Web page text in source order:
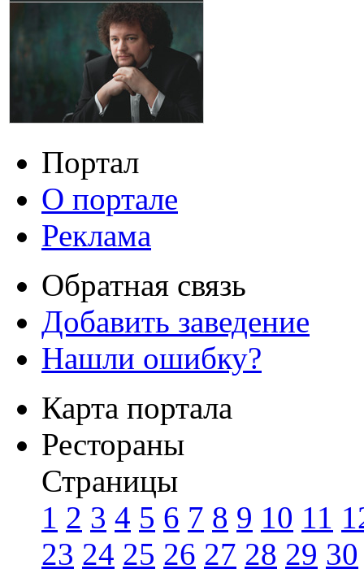
Портал
О портале
Реклама
Обратная связь
Добавить заведение
Нашли ошибку?
Карта портала
Рестораны
Страницы
1 2 3 4 5 6 7 8 9 10 11
23 24 25 26 27 28 29 30